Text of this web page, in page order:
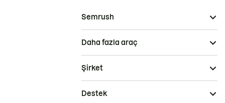
Semrush
Daha fazla araç
Şirket
Destek